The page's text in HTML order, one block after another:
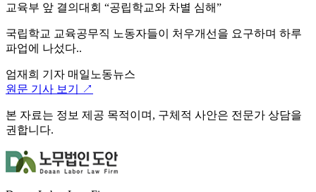
교육부 앞 결의대회 “공립학교와 차별 심해”
국립학교 교육공무직 노동자들이 처우개선을 요구하며 하루
파업에 나섰다..
엄재희 기자 매일노동뉴스
원문 기사 보기 ↗
본 자료는 정보 제공 목적이며, 구체적 사안은 전문가 상담을
권합니다.